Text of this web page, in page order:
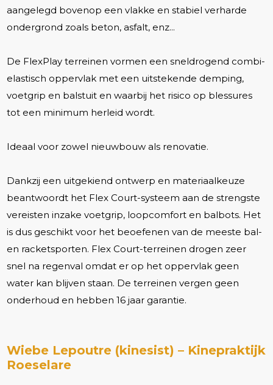
aangelegd bovenop een vlakke en stabiel verharde
ondergrond zoals beton, asfalt, enz...
De FlexPlay terreinen vormen een sneldrogend combi-
elastisch oppervlak met een uitstekende demping,
voetgrip en balstuit en waarbij het risico op blessures
tot een minimum herleid wordt.
Ideaal voor zowel nieuwbouw als renovatie.
Dankzij een uitgekiend ontwerp en materiaalkeuze
beantwoordt het Flex Court-systeem aan de strengste
vereisten inzake voetgrip, loopcomfort en balbots. Het
is dus geschikt voor het beoefenen van de meeste bal-
en racketsporten. Flex Court-terreinen drogen zeer
snel na regenval omdat er op het oppervlak geen
water kan blijven staan. De terreinen vergen geen
onderhoud en hebben 16 jaar garantie.
Wiebe Lepoutre (kinesist) – Kinepraktijk
Roeselare